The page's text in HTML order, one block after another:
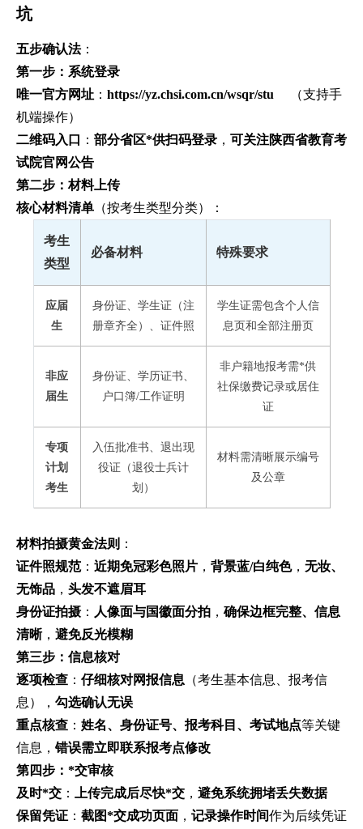
坑
五步确认法：
第一步：系统登录
唯一官方网址 ： https://yz.chsi.com.cn/wsqr/stu
（支持手
机端操作）
二维码入口
： 部分省区*供扫码登录 ， 可关注陕西省教育考
试院官网公告
第二步：材料上传
核心材料清单 （按考生类型分类）：
考生
类型
必备材料 特殊要求
应届
生
身份证、学生证（注
册章齐全）、证件照
学生证需包含个人信
息页和全部注册页
非应
届生
身份证、学历证书、
户口簿/工作证明
非户籍地报考需*供
社保缴费记录或居住
证
专项
计划
考生
入伍批准书、退出现
役证（退役士兵计
划）
材料需清晰展示编号
及公章
材料拍摄黄金法则 ：
证件照规范： 近期免冠彩色照片 ， 背景蓝/白纯色， 无妆、
无饰品 ， 头发不遮眉耳
身份证拍摄 ： 人像面与国徽面分拍 ， 确保边框完整、信息
清晰， 避免反光模糊
第三步：信息核对
逐项检查 ： 仔细核对网报信息 （考生基本信息、报考信
息）， 勾选确认无误
重点核查 ： 姓名、身份证号、报考科目、考试地点等关键
信息， 错误需立即联系报考点修改
第四步：*交审核
及时*交 ： 上传完成后尽快*交 ， 避免系统拥堵丢失数据
保留凭证 ： 截图*交成功页面 ， 记录操作时间作为后续凭证